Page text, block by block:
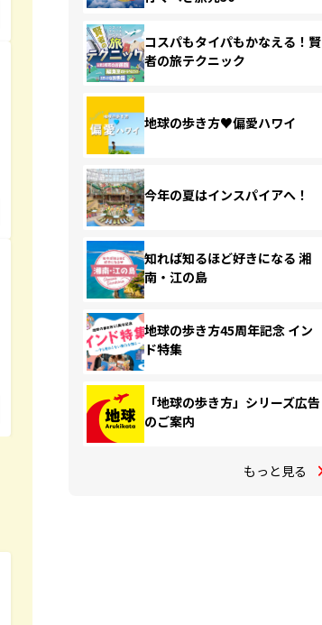
コスパもタイパもかなえる！賢
者の旅テクニック
地球の歩き方♥偏愛ハワイ
今年の夏はインスパイアへ！
知れば知るほど好きになる 湘
南・江の島
地球の歩き方45周年記念 イン
ド特集
「地球の歩き方」シリーズ広告
のご案内
もっと見る